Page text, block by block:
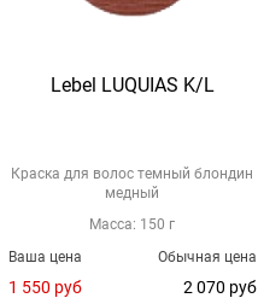
Lebel LUQUIAS K/L
Краска для волос темный блондин
медный
Масса: 150 г
Обычная цена
2 070 руб
Ваша цена
1 550 руб